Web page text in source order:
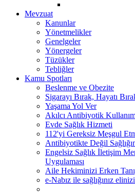
Mevzuat
Kanunlar
Yönetmelikler
Genelgeler
Yönergeler
Tüzükler
Tebliğler
Kamu Spotları
Beslenme ve Obezite
Sigarayı Bırak, Hayatı
Yaşama Yol Ver
Akılcı Antibiyotik
Evde Sağlık Hizmeti
112'yi Gereksiz Meşgul
Antibiyotikte Değil
Engelsiz Sağlık İletişim
Uygulaması
Aile Hekiminizi Erken
e-Nabız ile sağlığınız